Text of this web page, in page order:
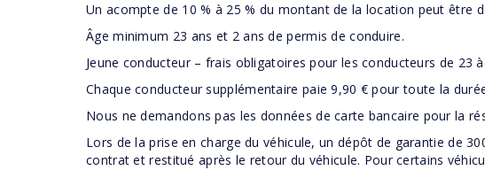
Un acompte de 10 % à 25 % du montant de la location peut être
Âge minimum 23 ans et 2 ans de permis de conduire.
Jeune conducteur – frais obligatoires pour les conducteurs de 23
Chaque conducteur supplémentaire paie 9,90 € pour toute la
Nous ne demandons pas les données de carte bancaire pour la
Lors de la prise en charge du véhicule, un dépôt de garantie de
contrat et restitué après le retour du véhicule. Pour certains